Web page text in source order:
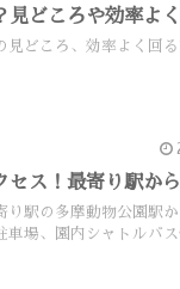
見どころや効率よ
どころ、効率よく回
セス！最寄り駅か
駅の多摩動物公園駅
場、園内シャトルバ